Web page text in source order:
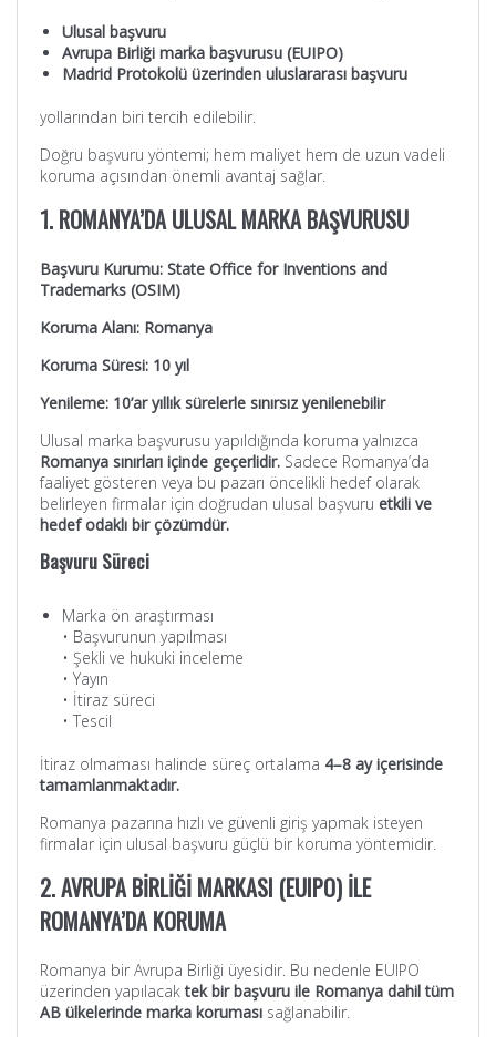
Ulusal başvuru
Avrupa Birliği marka başvurusu (EUIPO)
Madrid Protokolü üzerinden uluslararası başvuru
yollarından biri tercih edilebilir.
Doğru başvuru yöntemi; hem maliyet hem de uzun vadeli
koruma açısından önemli avantaj sağlar.
1. ROMANYA’DA ULUSAL MARKA BAŞVURUSU
Başvuru Kurumu: State Office for Inventions and
Trademarks (OSIM)
Koruma Alanı: Romanya
Koruma Süresi: 10 yıl
Yenileme: 10’ar yıllık sürelerle sınırsız yenilenebilir
Ulusal marka başvurusu yapıldığında koruma yalnızca
Romanya sınırları içinde geçerlidir. Sadece Romanya’da
faaliyet gösteren veya bu pazarı öncelikli hedef olarak
belirleyen firmalar için doğrudan ulusal başvuru etkili ve
hedef odaklı bir çözümdür.
Başvuru Süreci
Marka ön araştırması
• Başvurunun yapılması
• Şekli ve hukuki inceleme
• Yayın
• İtiraz süreci
• Tescil
İtiraz olmaması halinde süreç ortalama 4–8 ay içerisinde
tamamlanmaktadır.
Romanya pazarına hızlı ve güvenli giriş yapmak isteyen
firmalar için ulusal başvuru güçlü bir koruma yöntemidir.
2. AVRUPA BİRLİĞİ MARKASI (EUIPO) İLE
ROMANYA’DA KORUMA
Romanya bir Avrupa Birliği üyesidir. Bu nedenle EUIPO
üzerinden yapılacaktek bir başvuru ile Romanya dahil tüm
AB ülkelerinde marka koruması sağlanabilir.